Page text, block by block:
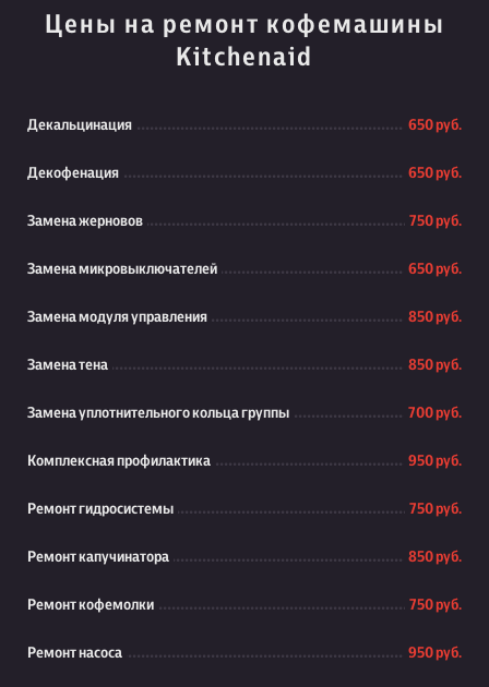
Цены на ремонт кофемашины
Kitchenaid
Декальцинация 650 руб.
Декофенация 650 руб.
Замена жерновов 750 руб.
Замена микровыключателей 650 руб.
Замена модуля управления 850 руб.
Замена тена 850 руб.
Замена уплотнительного кольца группы 700 руб.
Комплексная профилактика 950 руб.
Ремонт гидросистемы 750 руб.
Ремонт капучинатора 850 руб.
Ремонт кофемолки 750 руб.
Ремонт насоса 950 руб.